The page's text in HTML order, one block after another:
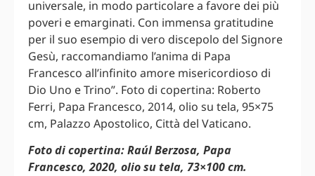
universale, in modo particolare a favore dei più
poveri e emarginati. Con immensa gratitudine
per il suo esempio di vero discepolo del Signore
Gesù, raccomandiamo l’anima di Papa
Francesco all’infinito amore misericordioso di
Dio Uno e Trino”. Foto di copertina: Roberto
Ferri, Papa Francesco, 2014, olio su tela, 95×75
cm, Palazzo Apostolico, Città del Vaticano.
Foto di copertina: Raúl Berzosa, Papa
Francesco, 2020, olio su tela, 73×100 cm.